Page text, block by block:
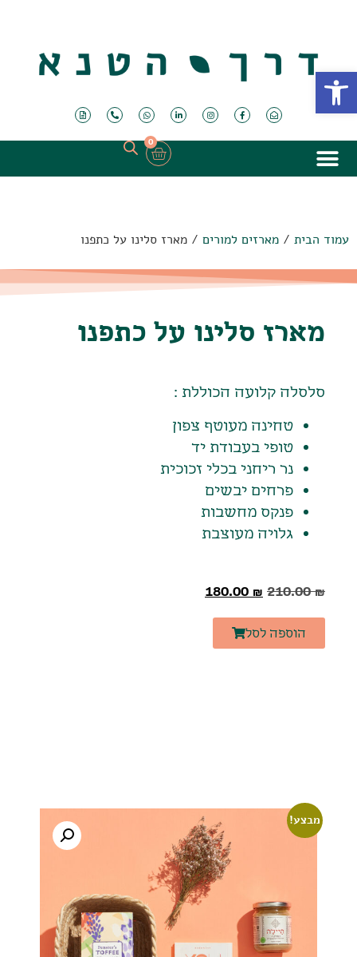
פתח סרגל נגישות
0
עמוד הבית / מארזים למורים / מארז סלינו על כתפנו
מבצע!
מארז סלינו על כתפנו
סלסלה קלועה הכוללת :
טחינה מעוטף צפון
טופי בעבודת יד
נר ריחני בכלי זכוכית
פרחים יבשים
פנקס מחשבות
גלויה מעוצבת
210.00₪
180.00 ₪
הוספה לסל